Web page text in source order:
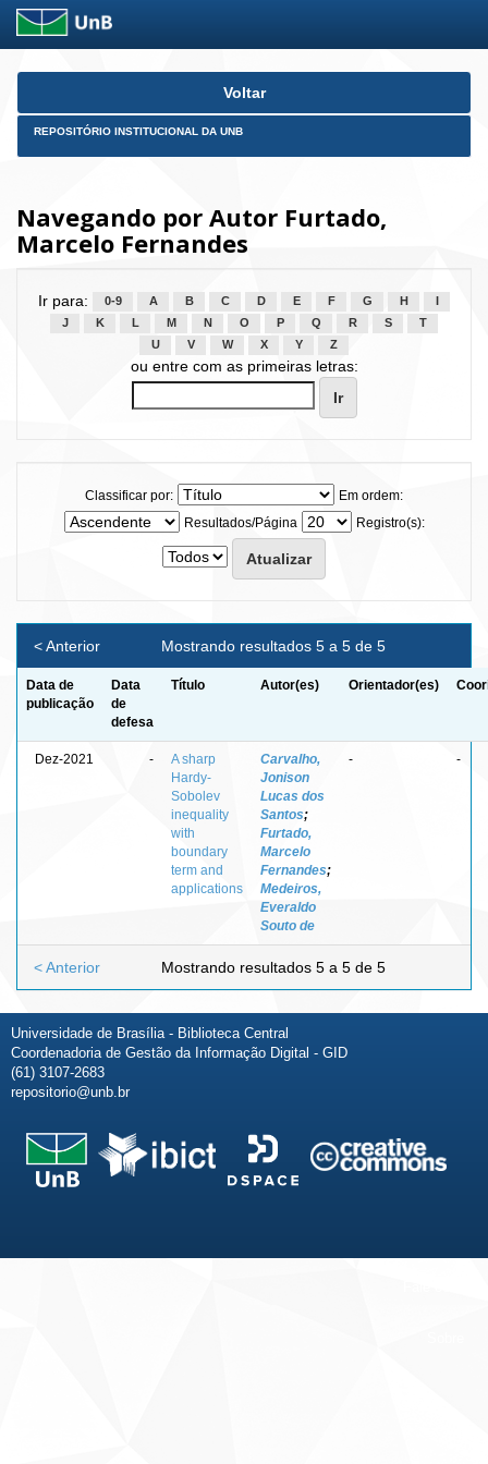
Skip
Voltar
REPOSITÓRIO INSTITUCIONAL DA UNB
Navegando por Autor Furtado,
Marcelo Fernandes
Ir para: 0-9 A B C D E F G H
J
K L M N O P Q R S
T
U
V W X Y Z
ou entre com as primeiras letras:
Classificar por:
Em ordem:
Resultados/Página
Registro(s):
Mostrando resultados 5 a 5 de 5
< Anterior
Data de
publicação
Data
de
defesa
Título Autor(es) Orientador(es)
Dez-2021 -
A sharp
Hardy-
Sobolev
inequality
with
boundary
term and
applications
Carvalho,
Jonison
Lucas dos
Santos;
Furtado,
Marcelo
Fernandes;
Medeiros,
Everaldo
Souto de
- -
Mostrando resultados 5 a 5 de 5
< Anterior
Universidade de Brasília - Biblioteca Central
Coordenadoria de Gestão da Informação Digital - GID
(61) 3107-2683
repositorio@unb.br